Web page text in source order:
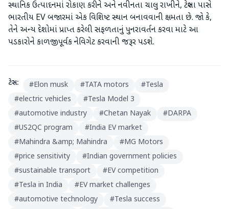
સ્થાનિક ઉત્પાદનમાં રોકાણ કરીને અને નવીનતા ચાલુ રાખીને, ટેસ્લા પાસે
ભારતીય EV બજારમાં એક વિશિષ્ટ સ્થાન બનાવવાની ક્ષમતા છે. જો કે,
તેને અન્ય દેશોમાં પ્રાપ્ત કરેલી સફળતાનું પુનરાવર્તન કરવા માટે આ
પડકારોને કાળજીપૂર્વક નેવિગેટ કરવાની જરૂર પડશે.
ટેગ્સ: #Elon musk #TATA motors #Tesla
#electric vehicles #Tesla Model 3
#automotive industry #Chetan Nayak #DARPA
#US2QC program #India EV market
#Mahindra &amp; Mahindra #MG Motors
#price sensitivity #Indian government policies
#sustainable transport #EV competition
#Tesla in India #EV market challenges
#automotive technology #Tesla success